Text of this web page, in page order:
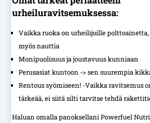
urheiluravitsemuksessa:
Vaikka ruoka on urheilijoille
myös nauttia
Monipuolisuus ja joustavuus kunniaan
Perusasiat kuntoon -> sen suurempia
Rentous syömiseen! -Vaikka ravitsemus
tärkeää, ei siitä silti tarvitse tehdä
Haluan omalla panoksellani Powerfuel